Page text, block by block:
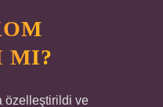
MI?
özelleştirildi ve